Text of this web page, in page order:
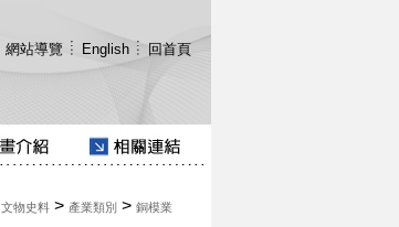
網站導覽 English 回首頁
文物史料> 產業類別 > 銅模業